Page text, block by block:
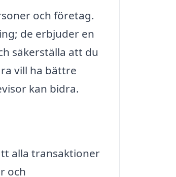
och företag.
de erbjuder en
säkerställa att du
vill ha bättre
kan bidra.
alla transaktioner
och